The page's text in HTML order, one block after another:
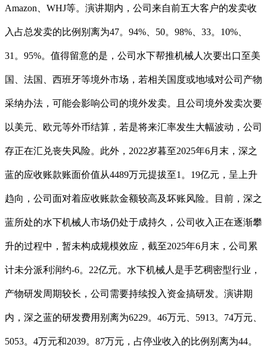
Amazon、WHJ等。演讲期内，公司来自前五大客户的发卖收
入占总发卖的比例别离为47。94%、50。98%、33。10%、
31。95%。值得留意的是，公司水下帮推机械人次要出口至美
国、法国、西班牙等境外市场，若相关国度或地域对公司产物
采纳办法，可能会影响公司的境外发卖。且公司境外发卖次要
以美元、欧元等外币结算，若是将来汇率发生大幅波动，公司
存正在汇兑丧失风险。此外，2022岁暮至2025年6月末，深之
蓝的应收账款账面价值从4489万元提拔至1。19亿元，呈上升
趋向，公司面对着应收账款金额较高及坏账风险。目前，深之
蓝所处的水下机械人市场仍处于成持久，公司收入正在逐渐攀
升的过程中，暂未构成规模效应，截至2025年6月末，公司累
计未分派利润约-6。22亿元。水下机械人是手艺稠密型行业，
产物研发周期较长，公司需要持续投入资金搞研发。演讲期
内，深之蓝的研发费用别离为6229。46万元、5913。74万元、
5053。4万元和2039。87万元，占停业收入的比例别离为44。